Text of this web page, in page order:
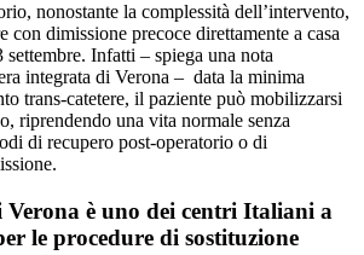
nonostante la complessità dell’intervento,
con dimissione precoce direttamente a casa
Infatti – spiega una nota
integrata di Verona – data la minima
trans-catetere, il paziente può mobilizzarsi
riprendendo una vita normale senza
di recupero post-operatorio o di
è uno dei centri Italiani a
le procedure di sostituzione